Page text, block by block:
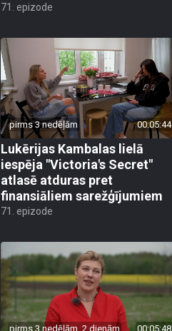
71. epizode
pirms 3 nedēļām 00:05:44
Lukērijas Kambalas lielā
iespēja "Victoria's Secret"
atlasē atduras pret
finansiāliem sarežģījumiem
71. epizode
pirms 3 nedēļām, 2 dienām 00:05:48